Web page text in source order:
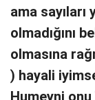
ama
olmadığını
olmasına
) hayali
Humeyni